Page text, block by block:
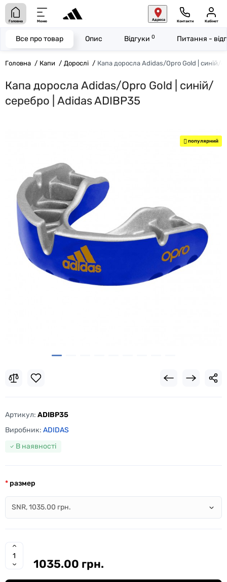
Головна Меню Адреса Контакти Кабінет
Головна Капи Дорослі Капа доросла Adidas/Opro Gold | синій/
Капа доросла Adidas/Opro Gold | синій/
серебро | Adidas ADIBP35
Все про товар Опис Відгуки 0 Питання -
популярний
Артикул: ADIBP35
Виробник: ADIDAS
В наявності
размер
1035.00 грн.